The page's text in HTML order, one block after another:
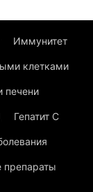
Иммунитет
клетками
печени
Гепатит C
препараты